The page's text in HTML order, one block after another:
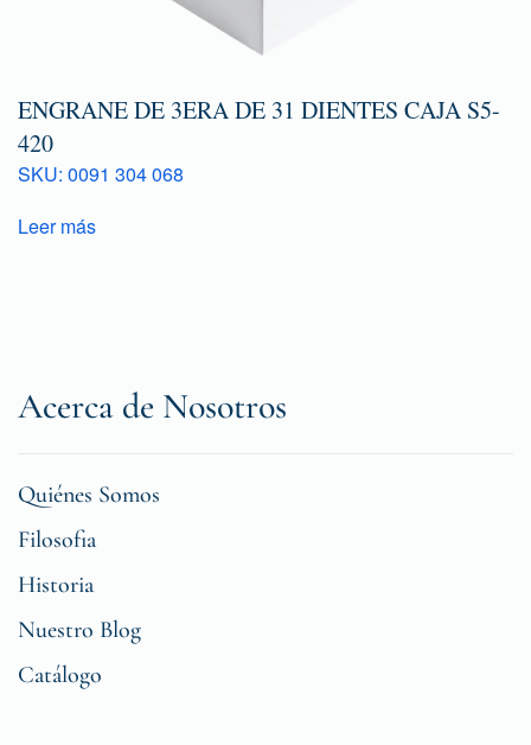
ENGRANE DE 3ERA DE 31 DIENTES CAJA S5-
420
SKU: 0091 304 068
Leer más
Acerca de Nosotros
Quiénes Somos
Filosofia
Historia
Nuestro Blog
Catálogo